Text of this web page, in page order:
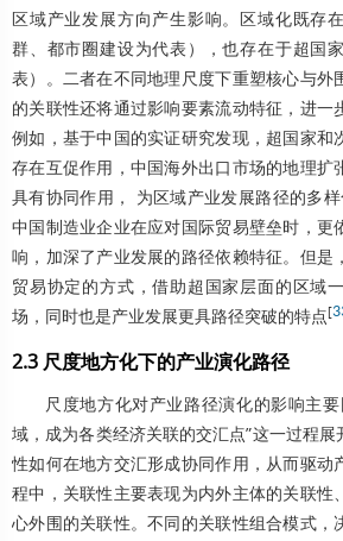
区域产业发展方向产生影响。区域化既存
群、都市圈建设为代表），也存在于超国
表）。二者在不同地理尺度下重塑核心与外
的关联性还将通过影响要素流动特征，进一
例如，基于中国的实证研究发现，超国家和
存在互促作用，中国海外出口市场的地理扩
具有协同作用， 为区域产业发展路径的多
中国制造业企业在应对国际贸易壁垒时，更
响，加深了产业发展的路径依赖特征。但是
贸易协定的方式，借助超国家层面的区域
场，同时也是产业发展更具路径突破的特点[
2.3 尺度地方化下的产业演化路径
尺度地方化对产业路径演化的影响主
域，成为各类经济关联的交汇点”这一过程
性如何在地方交汇形成协同作用，从而驱动
程中，关联性主要表现为内外主体的关联性
心外围的关联性。不同的关联性组合模式，